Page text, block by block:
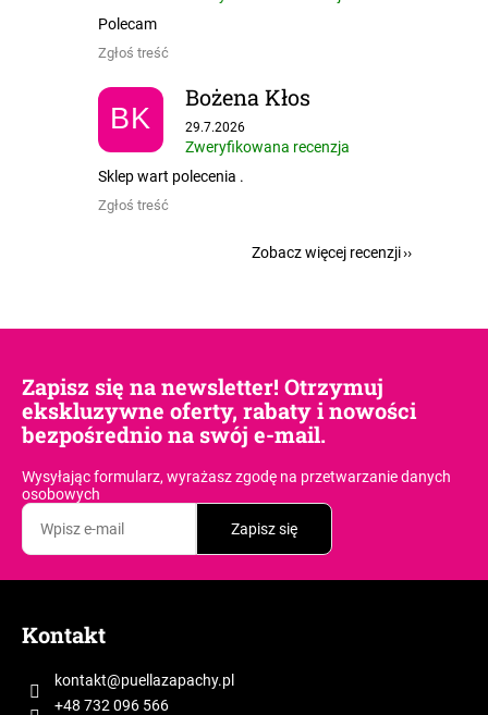
Polecam
Zgłoś treść
BK
Bożena Kłos
Ocena sklepu to 5 na 5 gwiazdek.
29.7.2026
Zweryfikowana recenzja
Sklep wart polecenia .
Zgłoś treść
Zobacz więcej recenzji
Zapisz się na newsletter! Otrzymuj
ekskluzywne oferty, rabaty i nowości
bezpośrednio na swój e-mail.
Wysyłając formularz, wyrażasz zgodę na przetwarzanie danych
osobowych
Zapisz się
Kontakt
kontakt@puellazapachy.pl
+48 732 096 566